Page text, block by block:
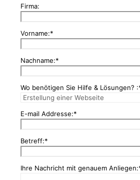
Firma:
Vorname:*
Nachname:*
Wo benötigen Sie Hilfe & Lösungen?
E-mail Addresse:*
Betreff:*
Ihre Nachricht mit genauem